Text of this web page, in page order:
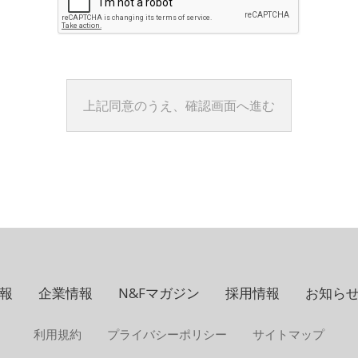
企業情報 N&Fマガジン 採用情報 お知ら
利用規約 プライバシーポリシー サイトマップ